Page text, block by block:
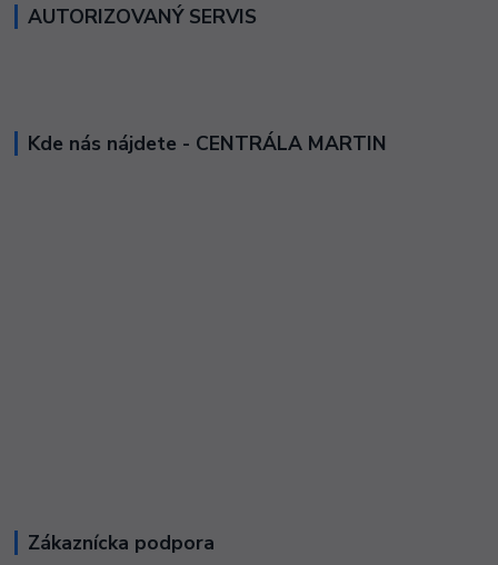
AUTORIZOVANÝ SERVIS
Kde nás nájdete - CENTRÁLA MARTIN
Zákaznícka podpora